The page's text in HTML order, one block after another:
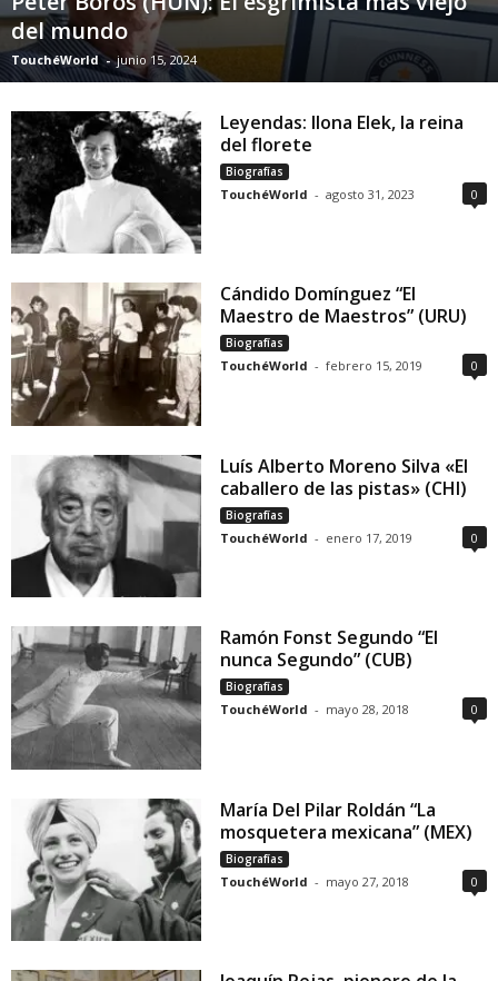
del mundo
TouchéWorld - junio 15, 2024
Leyendas: Ilona Elek, la reina
del florete
Biografías
TouchéWorld - agosto 31, 2023 0
Cándido Domínguez “El
Maestro de Maestros” (URU)
Biografías
TouchéWorld - febrero 15, 2019 0
Luís Alberto Moreno Silva «El
caballero de las pistas» (CHI)
Biografías
TouchéWorld - enero 17, 2019 0
Ramón Fonst Segundo “El
nunca Segundo” (CUB)
Biografías
TouchéWorld - mayo 28, 2018 0
María Del Pilar Roldán “La
mosquetera mexicana” (MEX)
Biografías
TouchéWorld - mayo 27, 2018 0